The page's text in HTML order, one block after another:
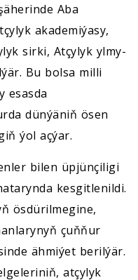
Aba
akademiýasy,
sirki, Atçylyk ylmy-
Bu bolsa milli
esasda
dünýäniň ösen
ýol açýar.
bilen üpjünçiligi
kesgitlenildi.
ösdürilmegine,
çuňňur
ähmiýet berilýär.
atçylyk